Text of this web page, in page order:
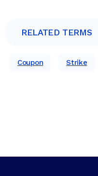
RELATED TERMS
Coupon Strike